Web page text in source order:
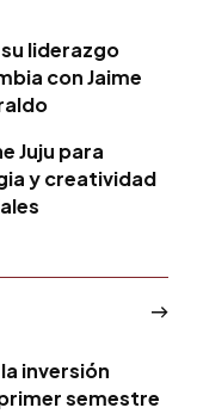
liderazgo
con Jaime
Juju para
y creatividad
inversión
semestre